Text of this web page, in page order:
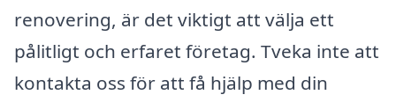
renovering, är det viktigt att välja ett
pålitligt och erfaret företag. Tveka inte att
kontakta oss för att få hjälp med din